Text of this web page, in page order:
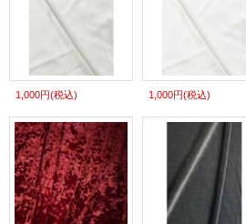
1,000円(税込) 1,000円(税込)